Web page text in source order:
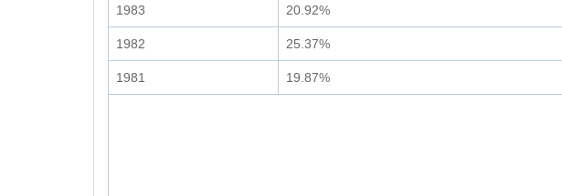
1983 20.92%
1982 25.37%
1981 19.87%